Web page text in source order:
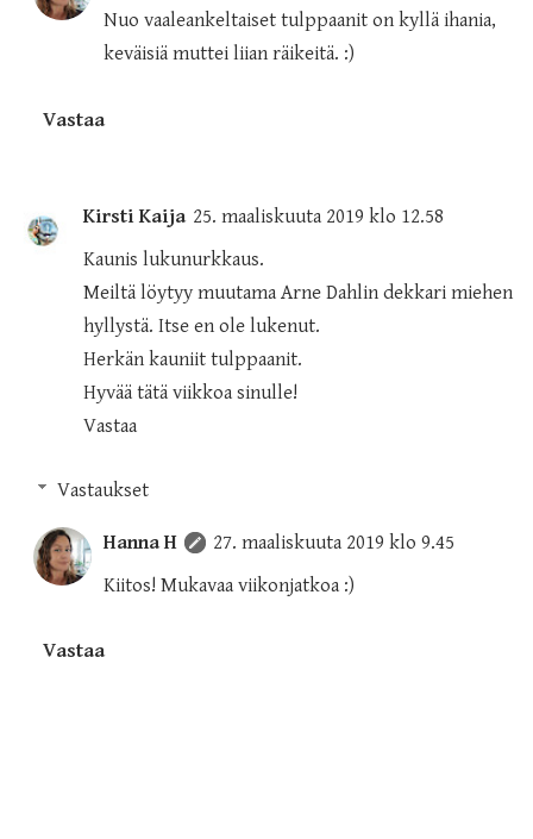
Nuo vaaleankeltaiset tulppaanit on kyllä ihania,
keväisiä muttei liian räikeitä. :)
Vastaa
Kirsti Kaija 25. maaliskuuta 2019 klo 12.58
Kaunis lukunurkkaus.
Meiltä löytyy muutama Arne Dahlin dekkari miehen
hyllystä. Itse en ole lukenut.
Herkän kauniit tulppaanit.
Hyvää tätä viikkoa sinulle!
Vastaa
Vastaukset
Hanna H
27. maaliskuuta 2019 klo 9.45
Kiitos! Mukavaa viikonjatkoa :)
Vastaa